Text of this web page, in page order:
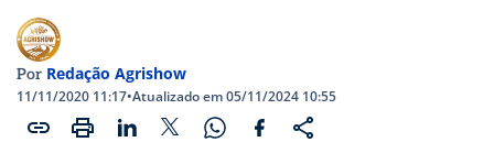
Por Redação Agrishow
11/11/2020 11:17•Atualizado em 05/11/2024 10:55